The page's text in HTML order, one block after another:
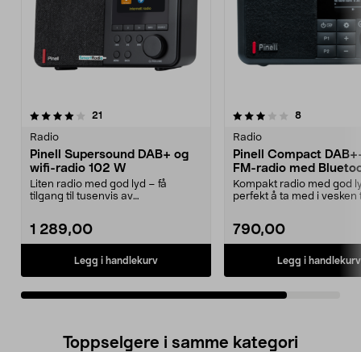
21
Radio
Pinell Supersound DAB+ og
wifi-radio 102 W
Liten radio med god lyd – få
tilgang til tusenvis av
1 289,00
Legg i handlekurv
3.0av 5 stjerner 8anmeldelser
Radio
Pinell Compact
FM-radio med
Kompakt radio med god
perfekt å ta med i vesken
790,00
Legg i handlekurv
Toppselgere i samme kategori